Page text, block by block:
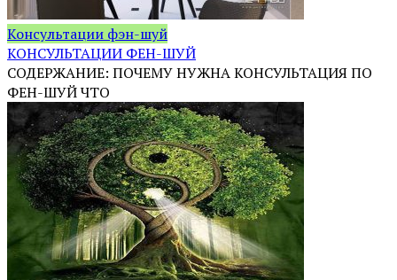
Консультации фэн-шуй
КОНСУЛЬТАЦИИ ФЕН-ШУЙ
СОДЕРЖАНИЕ: ПОЧЕМУ НУЖНА КОНСУЛЬТАЦИЯ ПО
ФЕН-ШУЙ ЧТО